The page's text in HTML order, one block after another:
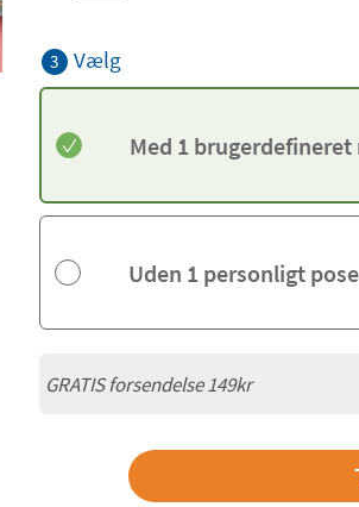
3 Vælg
Med 1
Uden 1 personligt
GRATIS forsendelse 149kr